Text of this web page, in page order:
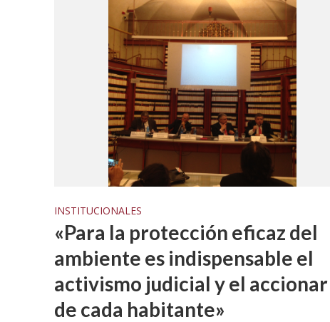
INSTITUCIONALES
«Para la protección eficaz del
ambiente es indispensable el
activismo judicial y el accionar
de cada habitante»